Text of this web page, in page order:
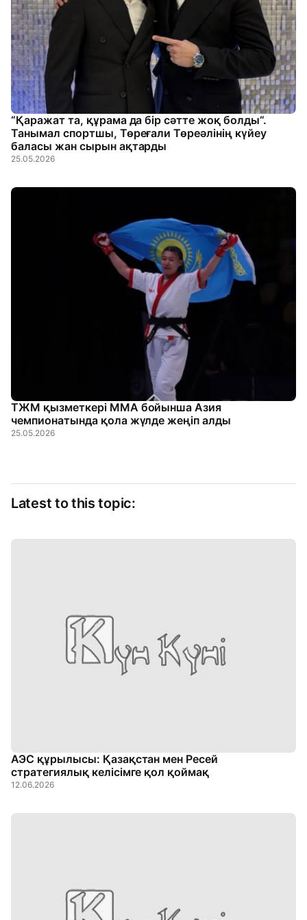
“Қаражат та, құрама да бір сәтте жоқ болды“.
Танымал спортшы, Төреғали Төреәлінің күйеу
баласы жан сырын ақтарды
25.05.2026
ТЖМ қызметкері MMA бойынша Азия
чемпионатында қола жүлде жеңіп алды
25.05.2026
Latest to this topic:
АЭС құрылысы: Қазақстан мен Ресей
стратегиялық келісімге қол қоймақ
12.06.2026